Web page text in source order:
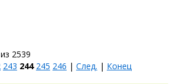
2539
243 244 245 246 | След. | Конец